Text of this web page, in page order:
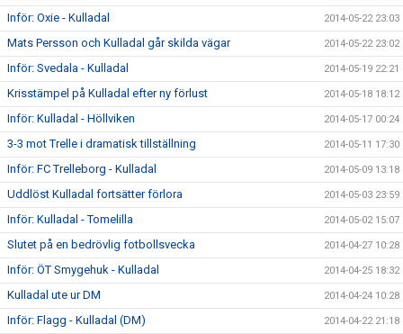
Inför: Oxie - Kulladal 2014-05-22 23:03
Mats Persson och Kulladal går skilda vägar 2014-05-22 23:02
Inför: Svedala - Kulladal 2014-05-19 22:21
Krisstämpel på Kulladal efter ny förlust 2014-05-18 18:12
Inför: Kulladal - Höllviken 2014-05-17 00:24
3-3 mot Trelle i dramatisk tillställning 2014-05-11 17:30
Inför: FC Trelleborg - Kulladal 2014-05-09 13:18
Uddlöst Kulladal fortsätter förlora 2014-05-03 23:59
Inför: Kulladal - Tomelilla 2014-05-02 15:07
Slutet på en bedrövlig fotbollsvecka 2014-04-27 10:28
Inför: ÖT Smygehuk - Kulladal 2014-04-25 18:32
Kulladal ute ur DM 2014-04-24 10:28
Inför: Flagg - Kulladal (DM) 2014-04-22 21:18